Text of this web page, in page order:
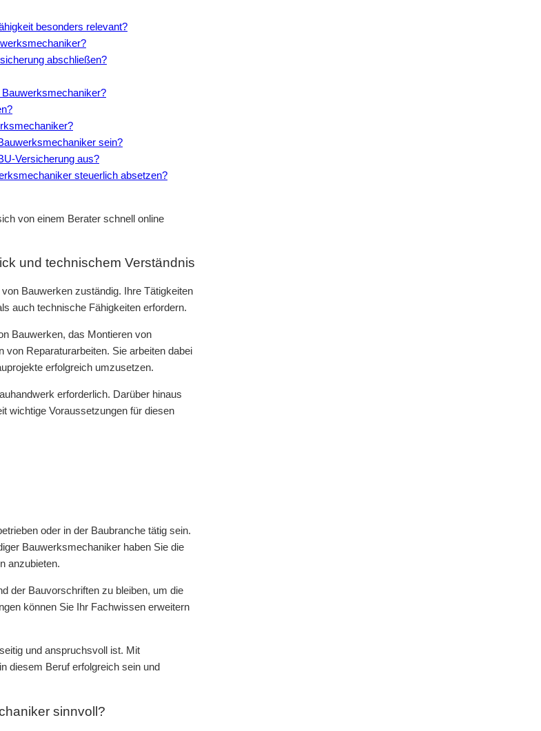
besonders relevant?
abschließen?
sein?
Versicherung aus?
steuerlich absetzen?
von einem Berater schnell online
und technischem Verständnis
Bauwerken zuständig. Ihre Tätigkeiten
auch technische Fähigkeiten erfordern.
Bauwerken, das Montieren von
Reparaturarbeiten. Sie arbeiten dabei
erfolgreich umzusetzen.
erforderlich. Darüber hinaus
wichtige Voraussetzungen für diesen
oder in der Baubranche tätig sein.
Bauwerksmechaniker haben Sie die
anzubieten.
der Bauvorschriften zu bleiben, um die
können Sie Ihr Fachwissen erweitern
und anspruchsvoll ist. Mit
diesem Beruf erfolgreich sein und
sinnvoll?